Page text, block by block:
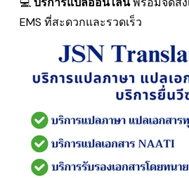
EMS ที่สะดวกและรวดเร็ว